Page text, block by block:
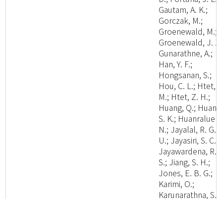
Gautam, A. K.;
Gorczak, M.;
Groenewald, M.;
Groenewald, J.
Gunarathne, A.;
Han, Y. F.;
Hongsanan, S.;
Hou, C. L.; Htet,
M.; Htet, Z. H.;
Huang, Q.;
S. K.; Huanraluek,
N.; Jayalal, R. G.
U.; Jayasiri, S. C.;
Jayawardena, R.
S.; Jiang, S. H.;
Jones, E. B. G.;
Karimi, O.;
Karunarathna, S.